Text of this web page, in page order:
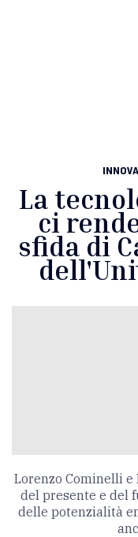
La
ci
sfida di
Lorenzo Cominelli
del presente e del
delle potenzialità